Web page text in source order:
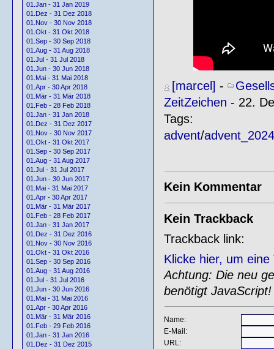
01.Jan - 31 Jan 2019
01.Dez - 31 Dez 2018
01.Nov - 30 Nov 2018
01.Okt - 31 Okt 2018
01.Sep - 30 Sep 2018
01.Aug - 31 Aug 2018
01.Jul - 31 Jul 2018
01.Jun - 30 Jun 2018
01.Mai - 31 Mai 2018
01.Apr - 30 Apr 2018
01.Mär - 31 Mär 2018
01.Feb - 28 Feb 2018
01.Jan - 31 Jan 2018
01.Dez - 31 Dez 2017
01.Nov - 30 Nov 2017
01.Okt - 31 Okt 2017
01.Sep - 30 Sep 2017
01.Aug - 31 Aug 2017
01.Jul - 31 Jul 2017
01.Jun - 30 Jun 2017
01.Mai - 31 Mai 2017
01.Apr - 30 Apr 2017
01.Mär - 31 Mär 2017
01.Feb - 28 Feb 2017
01.Jan - 31 Jan 2017
01.Dez - 31 Dez 2016
01.Nov - 30 Nov 2016
01.Okt - 31 Okt 2016
01.Sep - 30 Sep 2016
01.Aug - 31 Aug 2016
01.Jul - 31 Jul 2016
01.Jun - 30 Jun 2016
01.Mai - 31 Mai 2016
01.Apr - 30 Apr 2016
01.Mär - 31 Mär 2016
01.Feb - 29 Feb 2016
01.Jan - 31 Jan 2016
01.Dez - 31 Dez 2015
[marcel] -
ZeitZeichen - 22.
Tags:
advent/advent_2024
Kein Kommentar
Kein Trackback
Trackback link:
Klicke hier, um
Achtung: Die neu
benötigt JavaScript!
Name:
E-Mail:
URL: